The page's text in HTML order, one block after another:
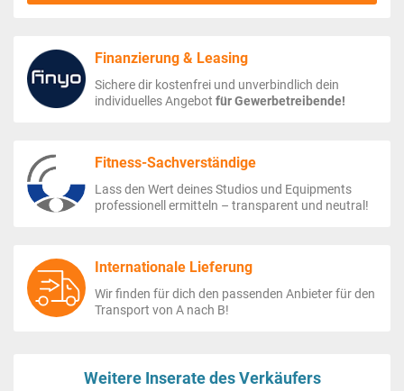
Finanzierung & Leasing
Sichere dir kostenfrei und unverbindlich dein
individuelles Angebot für Gewerbetreibende!
Fitness-Sachverständige
Lass den Wert deines Studios und Equipments
professionell ermitteln – transparent und neutral!
Internationale Lieferung
Wir finden für dich den passenden Anbieter für den
Transport von A nach B!
Weitere Inserate des Verkäufers